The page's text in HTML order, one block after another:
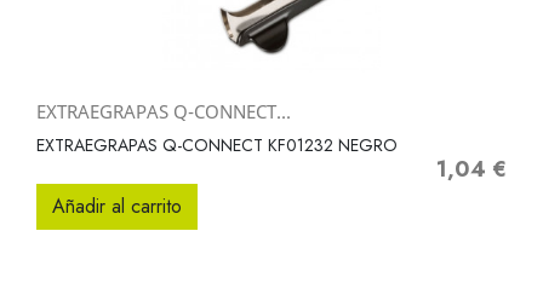
EXTRAEGRAPAS Q-CONNECT...
EXTRAEGRAPAS Q-CONNECT KF01232 NEGRO
Precio
1,04 €
Añadir al carrito